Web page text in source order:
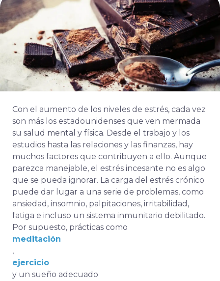
Con el aumento de los niveles de estrés, cada vez
son más los estadounidenses que ven mermada
su salud mental y física. Desde el trabajo y los
estudios hasta las relaciones y las finanzas, hay
muchos factores que contribuyen a ello. Aunque
parezca manejable, el estrés incesante no es algo
que se pueda ignorar. La carga del estrés crónico
puede dar lugar a una serie de problemas, como
ansiedad, insomnio, palpitaciones, irritabilidad,
fatiga e incluso un sistema inmunitario debilitado.
Por supuesto, prácticas como
meditación
,
ejercicio
y un sueño adecuado